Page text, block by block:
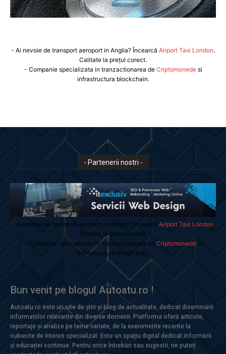
- Ai nevoie de transport aeroport in Anglia? Încearcă Airport Taxi London.
Calitate la prețul corect.
- Companie specializata in tranzactionarea de Criptomonedesi
infrastructura blockchain.
- Partenerii nostri -
- Ai nevoie de transport aeroport in Anglia? Încearcă Airport Taxi London
Calitate la prețul corect.
- Companie specializata in tranzactionarea de Criptomonedesi
infrastructura blockchain.
Bun venit pe blogul Autoatu.ro !
Autoatu.ro este un site de știri și blog de actualitate, dedicat diseminării
informațiilor relevante din diverse domenii. Platforma oferă articole,
reportaje și analize pe teme variate, de la evenimente recente la
subiecte de interes specializat. Este un spațiu digital dedicat informării
și educației continue. Pentru orice întrebări sau sugestii, ne puteți